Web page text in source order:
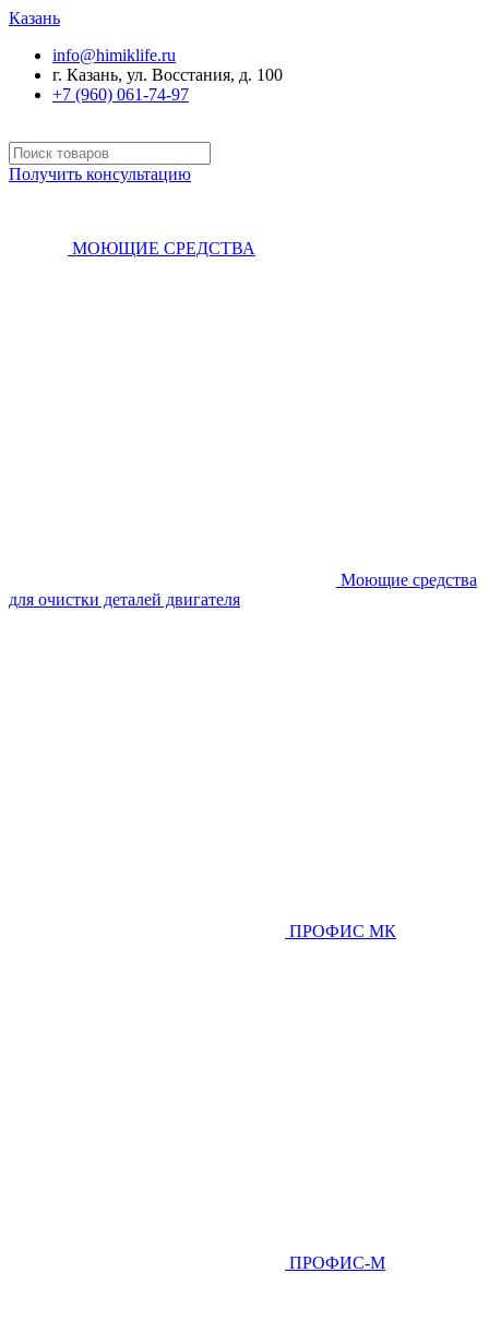
Казань
info@himiklife.ru
г. Казань, ул. Восстания, д. 100
+7 (960) 061-74-97
Получить консультацию
МОЮЩИЕ СРЕДСТВА
Моющие средства
для очистки деталей двигателя
ПРОФИС МК
ПРОФИС-М